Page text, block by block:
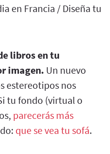
en Francia / Diseña tu
libros en tu
imagen. Un nuevo
estereotipos nos
tu fondo (virtual o
parecerás más
que se vea tu sofá.